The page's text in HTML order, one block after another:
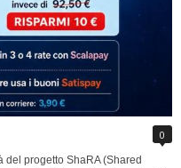
0
progetto ShaRA (Shared